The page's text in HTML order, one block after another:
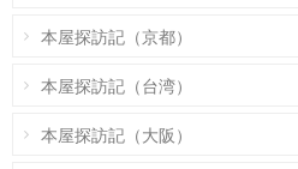
本屋探訪記（京都）
本屋探訪記（台湾）
本屋探訪記（大阪）